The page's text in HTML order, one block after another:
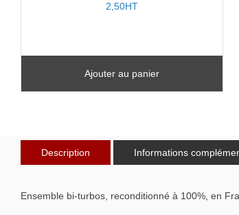
2,50HT
Ajouter au panier
Description Informations
Ensemble bi-turbos, reconditionné à 100%, en